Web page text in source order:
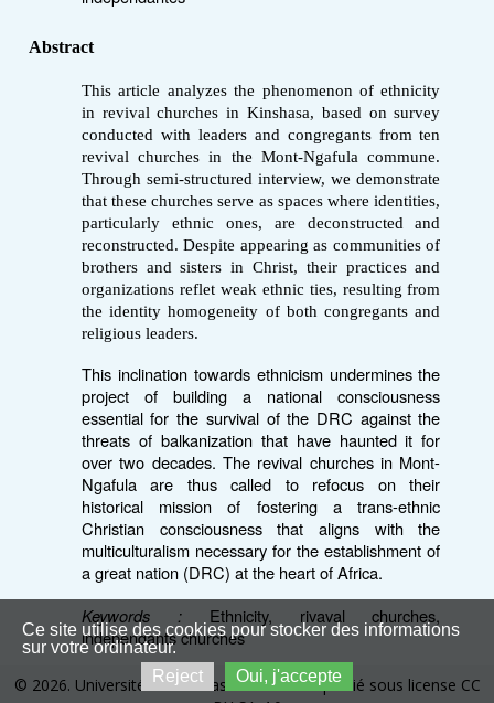
Abstract
This article analyzes the phenomenon of ethnicity
in revival churches in Kinshasa, based on survey
conducted with leaders and congregants from ten
revival churches in the Mont-Ngafula commune.
Through semi-structured interview, we demonstrate
that these churches serve as spaces where identities,
particularly ethnic ones, are deconstructed and
reconstructed. Despite appearing as communities of
brothers and sisters in Christ, their practices and
organizations reflet weak ethnic ties, resulting from
the identity homogeneity of both congregants and
religious leaders.
This inclination towards ethnicism undermines the
project of building a national consciousness
essential for the survival of the DRC against the
threats of balkanization that have haunted it for
over two decades. The revival churches in Mont-
Ngafula are thus called to refocus on their
historical mission of fostering a trans-ethnic
Christian consciousness that aligns with the
multiculturalism necessary for the establishment of
a great nation (DRC) at the heart of Africa.
Keywords :Ethnicity, rivaval churches,
independants churches
© 2026. Université de Kinshasa. Ce site est publié sous license CC
Ce site utilise des cookies pour stocker des informations
sur votre ordinateur.
Reject
Oui, j'accepte